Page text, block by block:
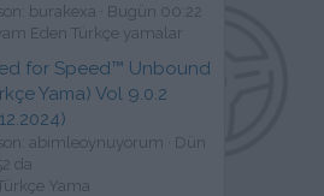
burakexa
Bugün 00:22
Eden Türkçe yamalar
for Speed™ Unbound
Yama) Vol 9.0.2
abimleoynuyorum
Dün
da
Yama